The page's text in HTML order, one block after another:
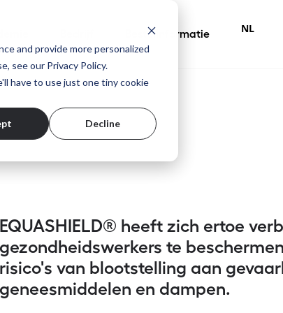
and provide more personalized
see our Privacy Policy.
have to use just one tiny cookie
Decline
Bestelinformatie
EQUASHIELD® heeft zich ertoe
gezondheidswerkers te
risico's van blootstelling aan
geneesmiddelen en dampen.
NL